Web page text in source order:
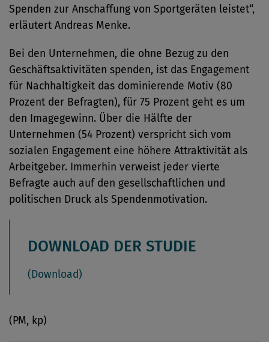
Spenden zur Anschaffung von Sportgeräten leistet“,
erläutert Andreas Menke.
Bei den Unternehmen, die ohne Bezug zu den
Geschäftsaktivitäten spenden, ist das Engagement
für Nachhaltigkeit das dominierende Motiv (80
Prozent der Befragten), für 75 Prozent geht es um
den Imagegewinn. Über die Hälfte der
Unternehmen (54 Prozent) verspricht sich vom
sozialen Engagement eine höhere Attraktivität als
Arbeitgeber. Immerhin verweist jeder vierte
Befragte auch auf den gesellschaftlichen und
politischen Druck als Spendenmotivation.
DOWNLOAD DER STUDIE
(Download)
(PM, kp)